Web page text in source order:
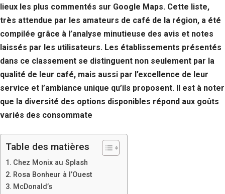
lieux les plus commentés sur Google Maps. Cette liste,
très attendue par les amateurs de café de la région, a été
compilée grâce à l’analyse minutieuse des avis et notes
laissés par les utilisateurs. Les établissements présentés
dans ce classement se distinguent non seulement par la
qualité de leur café, mais aussi par l’excellence de leur
service et l’ambiance unique qu’ils proposent. Il est à noter
que la diversité des options disponibles répond aux goûts
variés des consommate
Table des matières
Chez Monix au Splash
Rosa Bonheur à l’Ouest
McDonald’s